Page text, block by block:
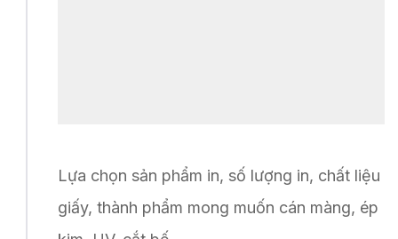
Lựa chọn sản phẩm in, số lượng in, chất liệu
giấy, thành phẩm mong muốn cán màng, ép